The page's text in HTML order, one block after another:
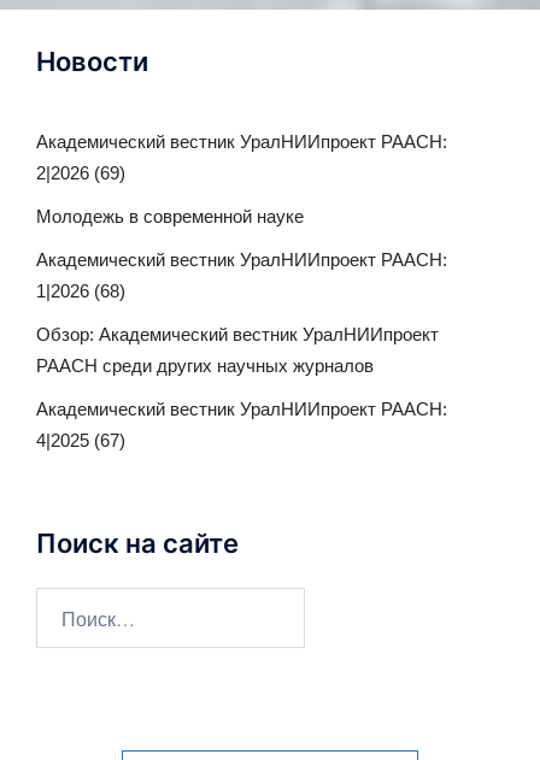
Новости
Академический вестник УралНИИпроект РААСН:
2|2026 (69)
Молодежь в современной науке
Академический вестник УралНИИпроект РААСН:
1|2026 (68)
Обзор: Академический вестник УралНИИпроект
РААСН среди других научных журналов
Академический вестник УралНИИпроект РААСН:
4|2025 (67)
Поиск на сайте